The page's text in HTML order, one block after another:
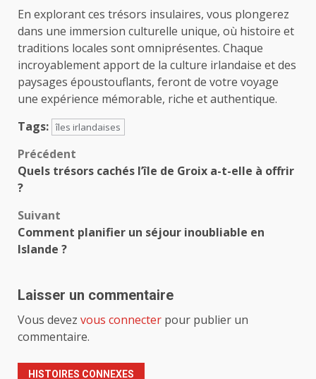
En explorant ces trésors insulaires, vous plongerez
dans une immersion culturelle unique, où histoire et
traditions locales sont omniprésentes. Chaque
incroyablement apport de la culture irlandaise et des
paysages époustouflants, feront de votre voyage
une expérience mémorable, riche et authentique.
Tags: îles irlandaises
Navigation
d’article
Précédent
Quels trésors cachés l’île de Groix a-t-elle à offrir
?
Suivant
Comment planifier un séjour inoubliable en
Islande ?
Laisser un commentaire
Vous devez vous connecter pour publier un
commentaire.
HISTOIRES CONNEXES